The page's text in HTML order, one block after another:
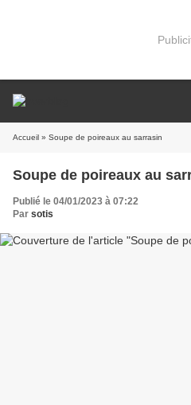
Accueil » Soupe de poireaux au sarrasin
Soupe de poireaux au
Publié le 04/01/2023 à 07:22
Par sotis